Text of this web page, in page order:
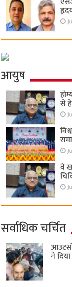
आयुष
से
वे
सर्वाधिक चर्चित
ने